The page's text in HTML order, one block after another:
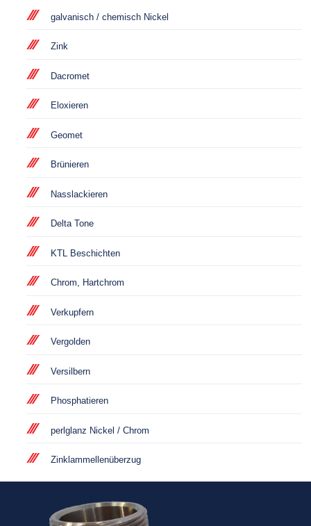
galvanisch / chemisch Nickel
Zink
Dacromet
Eloxieren
Geomet
Brünieren
Nasslackieren
Delta Tone
KTL Beschichten
Chrom, Hartchrom
Verkupfern
Vergolden
Versilbern
Phosphatieren
perlglanz Nickel / Chrom
Zinklammellenüberzug